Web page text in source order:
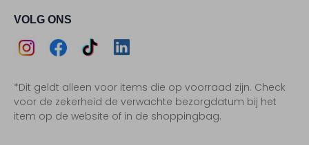
VOLG ONS
Instagram
Facebook
TikTokLinkedIn
*Dit geldt alleen voor items die op voorraad zijn. Check
voor de zekerheid de verwachte bezorgdatum bij het
item op de website of in de shoppingbag.